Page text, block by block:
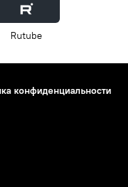
Rutube
конфиденциальности